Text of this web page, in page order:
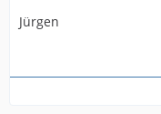
Jürgen